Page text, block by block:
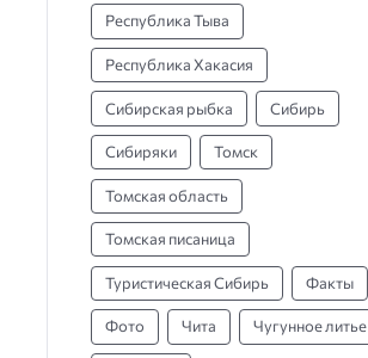
Республика Тыва
Республика Хакасия
Сибирская рыбка Сибирь
Сибиряки Томск
Томская область
Томская писаница
Туристическая Сибирь Факты
Фото Чита Чугунное литье